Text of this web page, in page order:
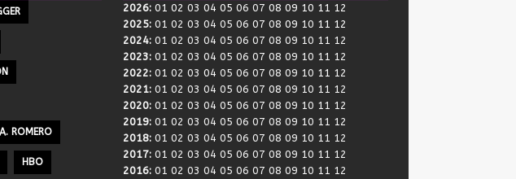
ROMERO
HBO
2026: 01 02 03 04 05 06 07 08 09 10 11 12
2025: 01 02 03 04 05 06 07 08 09 10 11 12
2024: 01 02 03 04 05 06 07 08 09 10 11 12
2023: 01 02 03 04 05 06 07 08 09 10 11 12
2022: 01 02 03 04 05 06 07 08 09 10 11 12
2021: 01 02 03 04 05 06 07 08 09 10 11 12
2020: 01 02 03 04 05 06 07 08 09 10 11 12
2019: 01 02 03 04 05 06 07 08 09 10 11 12
2018: 01 02 03 04 05 06 07 08 09 10 11 12
2017: 01 02 03 04 05 06 07 08 09 10 11 12
2016: 01 02 03 04 05 06 07 08 09 10 11 12